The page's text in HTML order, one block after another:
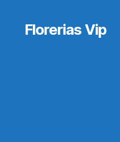
Florerias Vip